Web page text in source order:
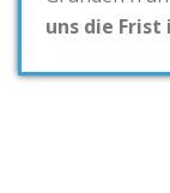
uns die